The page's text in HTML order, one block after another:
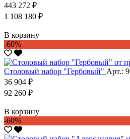
443 272 ₽
1 108 180 ₽
В корзину
-60%
Столовый набор "Гербовый" Арт.:
36 904 ₽
92 260 ₽
В корзину
-60%